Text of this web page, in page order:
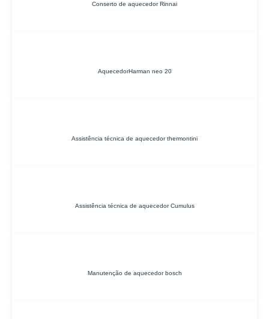
Conserto de aquecedor Rinnai
AquecedorHarman neo 20
Assistência técnica de aquecedor thermontini
Assistência técnica de aquecedor Cumulus
Manutenção de aquecedor bosch